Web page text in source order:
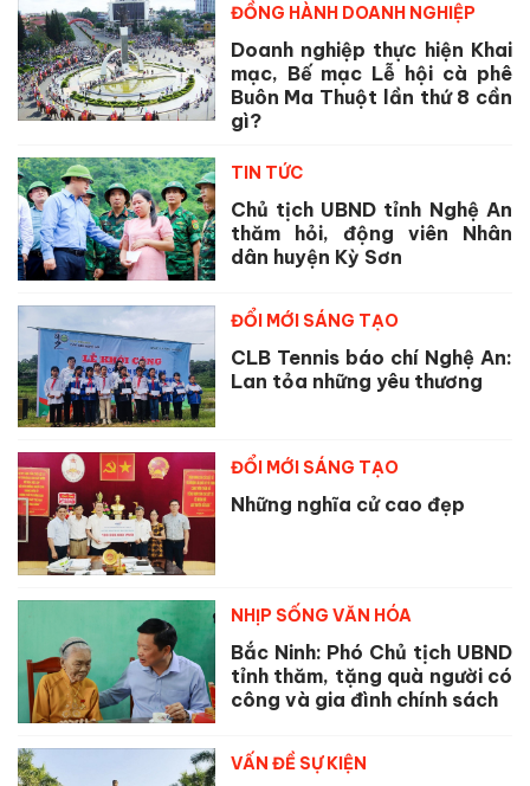
ĐỒNG HÀNH DOANH NGHIỆP
Doanh nghiệp thực hiện Khai
mạc, Bế mạc Lễ hội cà phê
Buôn Ma Thuột lần thứ 8 cần
gì?
TIN TỨC
Chủ tịch UBND tỉnh Nghệ An
thăm hỏi, động viên Nhân
dân huyện Kỳ Sơn
ĐỔI MỚI SÁNG TẠO
CLB Tennis báo chí Nghệ An:
Lan tỏa những yêu thương
ĐỔI MỚI SÁNG TẠO
Những nghĩa cử cao đẹp
NHỊP SỐNG VĂN HÓA
Bắc Ninh: Phó Chủ tịch UBND
tỉnh thăm, tặng quà người có
công và gia đình chính sách
VẤN ĐỀ SỰ KIỆN